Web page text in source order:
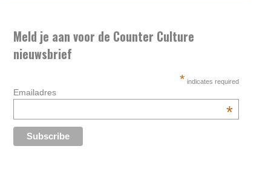
Meld je aan voor de Counter Culture
nieuwsbrief
* indicates required
Emailadres
*